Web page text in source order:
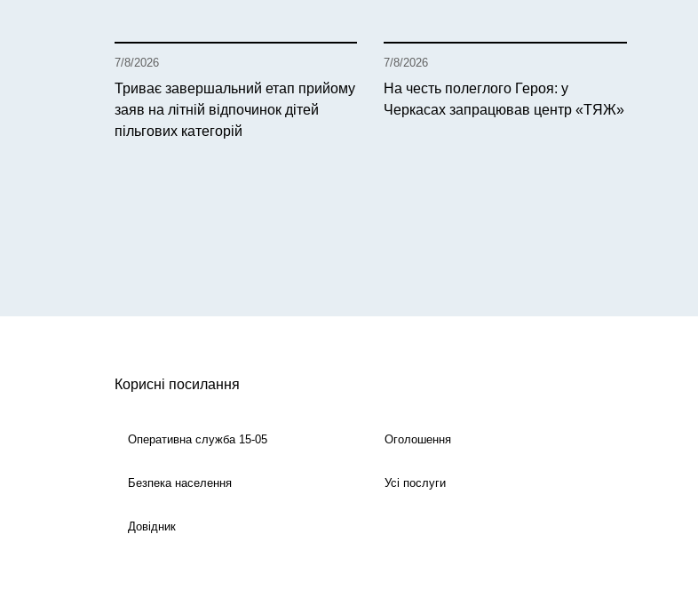
7/8/2026
Триває завершальний етап прийому
заяв на літній відпочинок дітей
пільгових категорій
7/8/2026
На честь полеглого Героя: у
Черкасах запрацював центр «ТЯЖ»
Корисні посилання
Оперативна служба 15-05 Оголошення
Безпека населення Усі послуги
Довідник